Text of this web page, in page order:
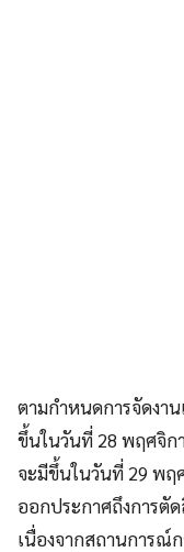
ตามกำหนดการจัดงาน
ขึ้นในวันที่ 28 พฤศจิก
จะมีขึ้นในวันที่ 29 พฤ
ออกประกาศถึงการตั
เนื่องจากสถานการณ์